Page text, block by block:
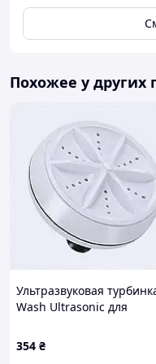
Похожее у других
Ультразвуковая
Wash Ultrasonic для
354 ₴